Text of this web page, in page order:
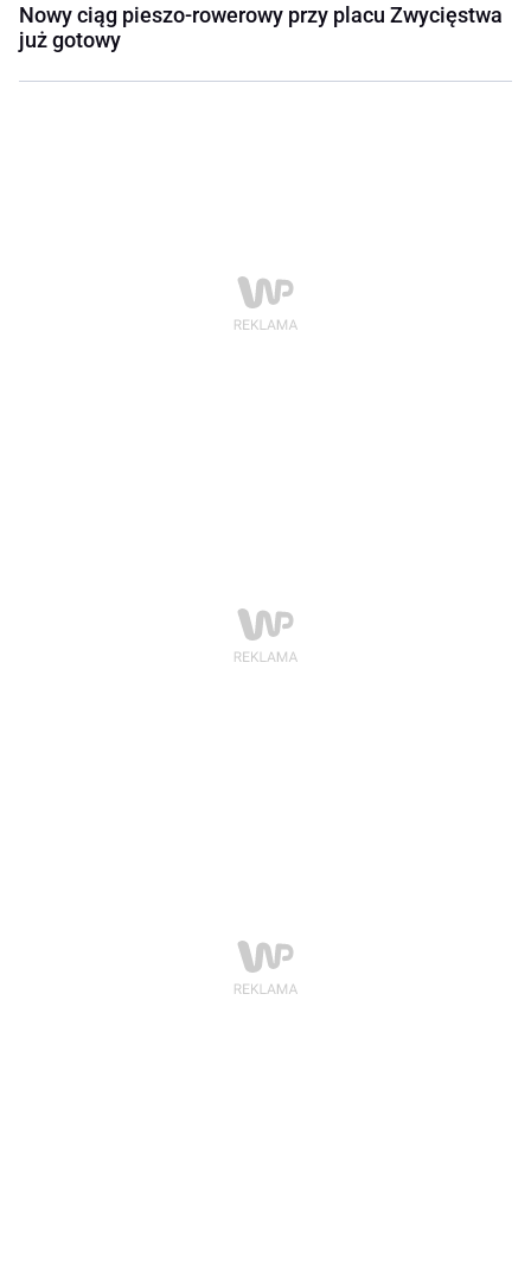
Nowy ciąg pieszo-rowerowy przy placu Zwycięstwa
już gotowy